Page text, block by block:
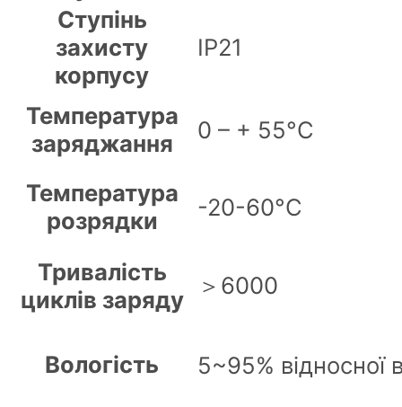
Ступінь
захисту
корпусу
IP21
Температура
заряджання
0 – + 55°C
Температура
розрядки
-20-60°C
Тривалість
циклів заряду
＞6000
Вологість 5~95% відносної